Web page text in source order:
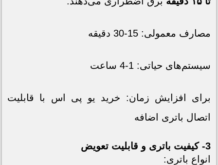
مصارف معمولی: 15-30 دقیقه
سیستم‌های حیاتی: 1-4 ساعت
برای افزایش زمان: خرید یو پی اس با قابلیت
اتصال باتری اضافه
3- کیفیت باتری و قابلیت تعویض
انواع باتری: